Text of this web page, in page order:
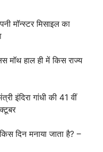
मॉन्स्टर मिसाइल का
मॉथ हाल ही में किस राज्य
इंदिरा गांधी की 41 वीं
दिन मनाया जाता है? –